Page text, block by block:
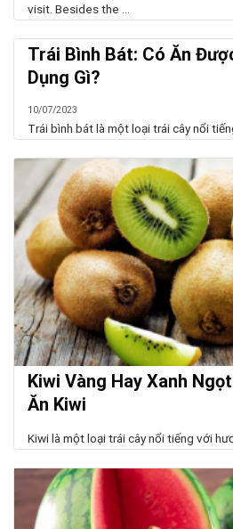
visit. Besides the ...
Trái Bình Bát: Có Ăn
Dụng Gì?
10/07/2023
Trái bình bát là một loại trái cây nổi
Kiwi Vàng Hay Xanh
Ăn Kiwi
Kiwi là một loại trái cây nổi tiếng với